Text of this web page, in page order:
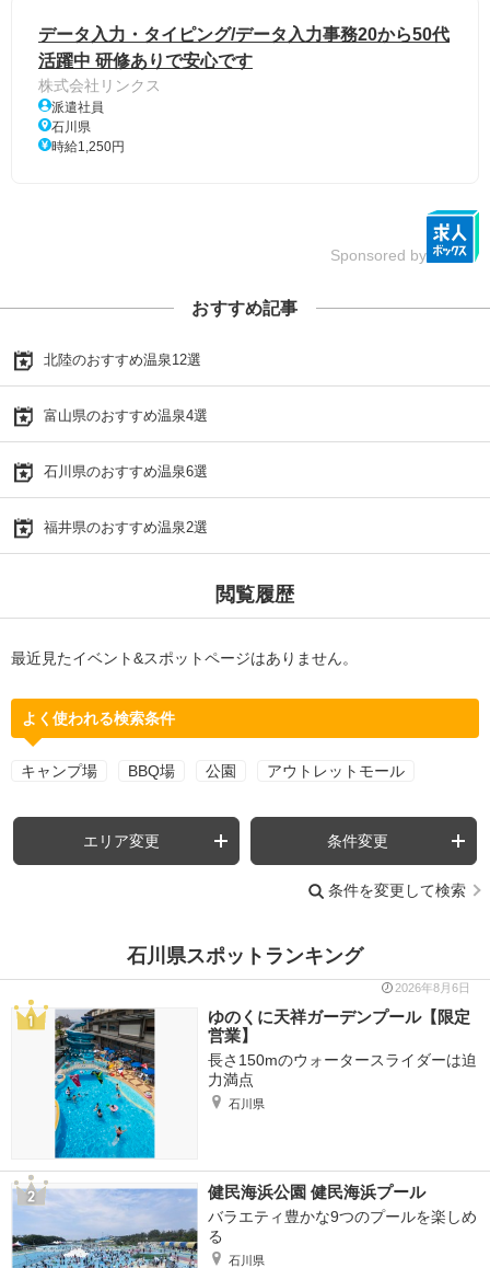
データ入力・タイピング/データ入力事務20から50代
活躍中 研修ありで安心です
株式会社リンクス
派遣社員
石川県
時給1,250円
Sponsored by
おすすめ記事
北陸のおすすめ温泉12選
富山県のおすすめ温泉4選
石川県のおすすめ温泉6選
福井県のおすすめ温泉2選
閲覧履歴
最近見たイベント&スポットページはありません。
よく使われる検索条件
キャンプ場 BBQ場 公園 アウトレットモール
エリア変更 条件変更
条件を変更して検索
石川県スポットランキング
2026年8月6日
ゆのくに天祥ガーデンプール【限定
営業】
長さ150mのウォータースライダーは迫
力満点
石川県
健民海浜公園 健民海浜プール
バラエティ豊かな9つのプールを楽しめ
る
石川県